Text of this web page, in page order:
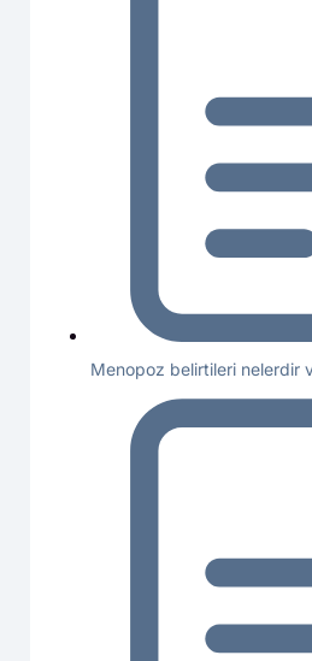
Menopoz belirtileri nelerdir